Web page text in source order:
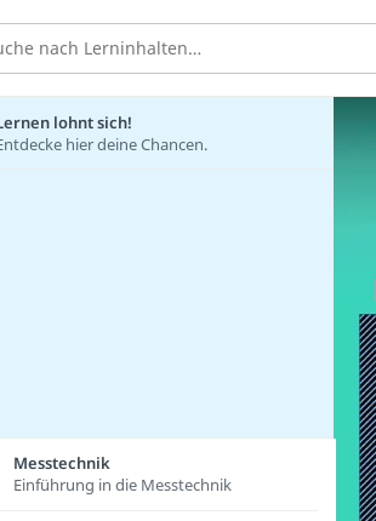
lohnt sich!
hier deine Chancen.
Messtechnik
Einführung in die Messtechnik